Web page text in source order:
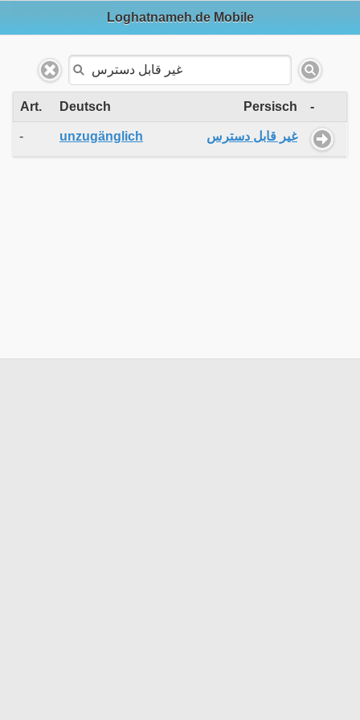
Loghatnameh.de Mobile
Art. Deutsch Persisch -
- unzugänglich غیر قابل دسترس